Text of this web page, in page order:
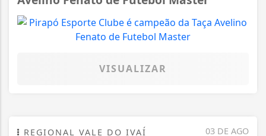
VISUALIZAR
03 DE AGO
REGIONAL VALE DO IVAÍ